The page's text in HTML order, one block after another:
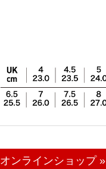
オンラインショップ »